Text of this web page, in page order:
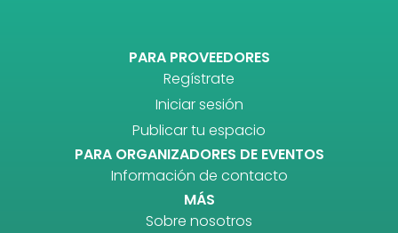
PARA PROVEEDORES
Regístrate
Iniciar sesión
Publicar tu espacio
PARA ORGANIZADORES DE EVENTOS
Información de contacto
MÁS
Sobre nosotros